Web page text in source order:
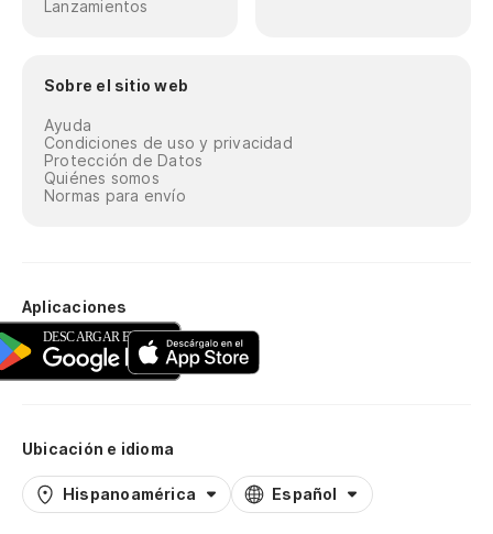
Lanzamientos
Sobre el sitio web
Ayuda
Condiciones de uso y privacidad
Protección de Datos
Quiénes somos
Normas para envío
Aplicaciones
Ubicación e idioma
Hispanoamérica Español